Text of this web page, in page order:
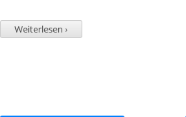
Weiterlesen ›